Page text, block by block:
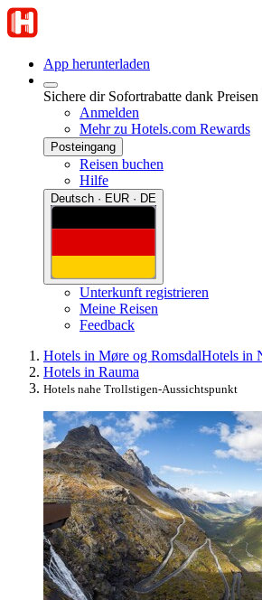
App herunterladen
Sichere dir Sofortrabatte dank
Anmelden
Mehr zu Hotels.com Rewards
Posteingang
Reisen buchen
Hilfe
Deutsch · EUR · DE
Unterkunft registrieren
Meine Reisen
Feedback
Hotels in Møre og RomsdalHotels in
Hotels in Rauma
Hotels nahe Trollstigen-Aussichtspunkt